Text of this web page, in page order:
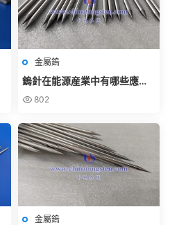
金屬鎢
鎢針在能源産業中有哪些應
用？802
金屬鎢